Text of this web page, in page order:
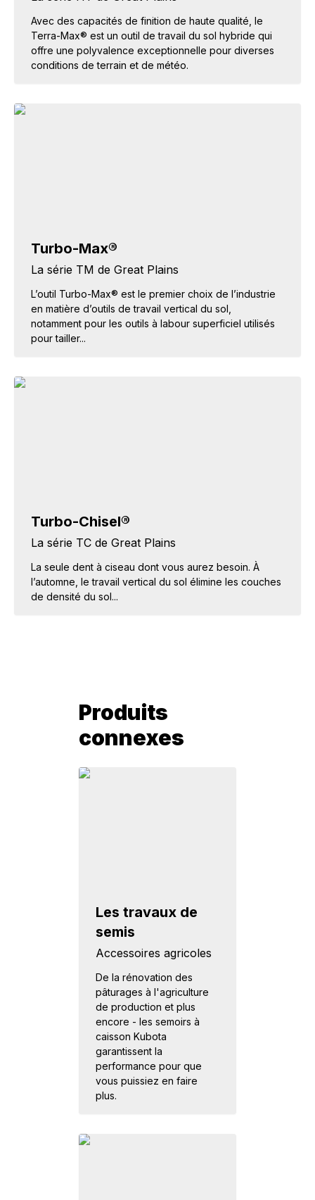
Avec des capacités de finition de haute qualité, le
Terra-Max® est un outil de travail du sol hybride qui
offre une polyvalence exceptionnelle pour diverses
conditions de terrain et de météo.
Turbo-Max®
La série TM de Great Plains
L’outil Turbo-Max® est le premier choix de l’industrie
en matière d’outils de travail vertical du sol,
notamment pour les outils à labour superficiel utilisés
pour tailler...
Turbo-Chisel®
La série TC de Great Plains
La seule dent à ciseau dont vous aurez besoin. À
l’automne, le travail vertical du sol élimine les couches
de densité du sol...
Produits
connexes
Les travaux de
semis
Accessoires agricoles
De la rénovation des
pâturages à l'agriculture
de production et plus
encore - les semoirs à
caisson Kubota
garantissent la
performance pour que
vous puissiez en faire
plus.